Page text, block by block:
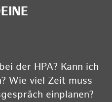
der HPA? Kann ich
Wie viel Zeit muss
einplanen?